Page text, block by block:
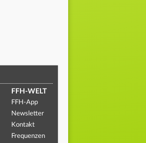
FFH-WELT
FFH-App
Newsletter
Kontakt
Frequenzen